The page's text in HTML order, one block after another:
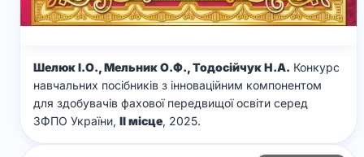
Шелюк І.О., Мельник О.Ф., Тодосійчук Н.А. Конкурс
навчальних посібників з інноваційним компонентом
для здобувачів фахової передвищої освіти серед
ЗФПО України, ІІ місце, 2025.